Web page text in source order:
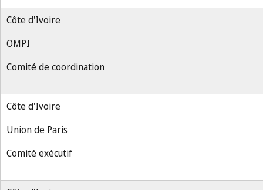
Côte d'Ivoire
OMPI
Comité de coordination
Côte d'Ivoire
Union de Paris
Comité exécutif